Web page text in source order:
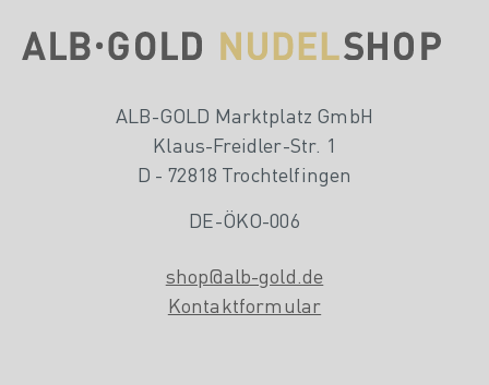
ALB-GOLD Marktplatz GmbH
Klaus-Freidler-Str. 1
D - 72818 Trochtelfingen
DE-ÖKO-006
shop@alb-gold.de
Kontaktformular